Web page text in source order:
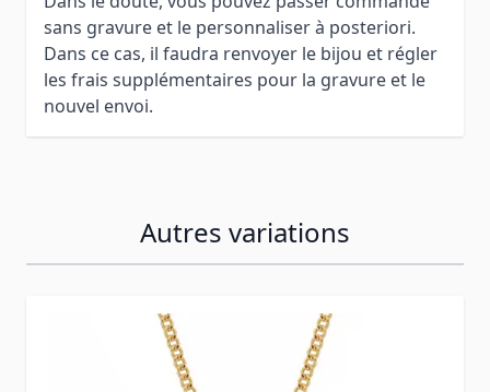
sans gravure et le personnaliser à posteriori.
Dans ce cas, il faudra renvoyer le bijou et régler
les frais supplémentaires pour la gravure et le
nouvel envoi.
Autres variations